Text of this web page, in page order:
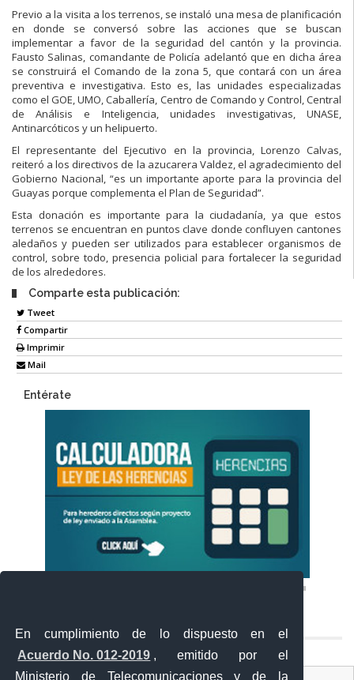
En cumplimiento de lo dispuesto en el
Acuerdo No. 012-2019 , emitido por el
Ministerio de Telecomunicaciones y de la
Previo a la visita a los terrenos, se instaló una mesa de planificación
en donde se conversó sobre las acciones que se buscan
implementar a favor de la seguridad del cantón y la provincia.
Fausto Salinas, comandante de Policía adelantó que en dicha área
se construirá el Comando de la zona 5, que contará con un área
preventiva e investigativa. Esto es, las unidades especializadas
como el GOE, UMO, Caballería, Centro de Comando y Control, Central
de Análisis e Inteligencia, unidades investigativas, UNASE,
Antinarcóticos y un helipuerto.
El representante del Ejecutivo en la provincia, Lorenzo Calvas,
reiteró a los directivos de la azucarera Valdez, el agradecimiento del
Gobierno Nacional, “es un importante aporte para la provincia del
Guayas porque complementa el Plan de Seguridad”.
Esta donación es importante para la ciudadanía, ya que estos
terrenos se encuentran en puntos clave donde confluyen cantones
aledaños y pueden ser utilizados para establecer organismos de
control, sobre todo, presencia policial para fortalecer la seguridad
de los alrededores.
Comparte esta publicación:
Tweet
Compartir
Imprimir
Mail
Entérate